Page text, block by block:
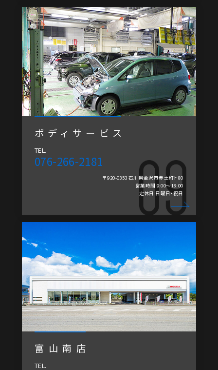
ボディサービス
TEL.
076-266-2181
〒920-0353 石川県金沢市赤土町ト80
営業時間 9:00～18:00
定休日 日曜日・祝日
富山南店
TEL.